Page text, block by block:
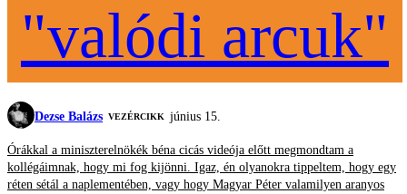
"valódi arcuk"
Dezse Balázs VEZÉRCIKK június 15.
Órákkal a miniszterelnökék béna cicás videója előtt megmondtam a
kollégáimnak, hogy mi fog kijönni. Igaz, én olyanokra tippeltem, hogy egy
réten sétál a naplementében, vagy hogy Magyar Péter valamilyen aranyos